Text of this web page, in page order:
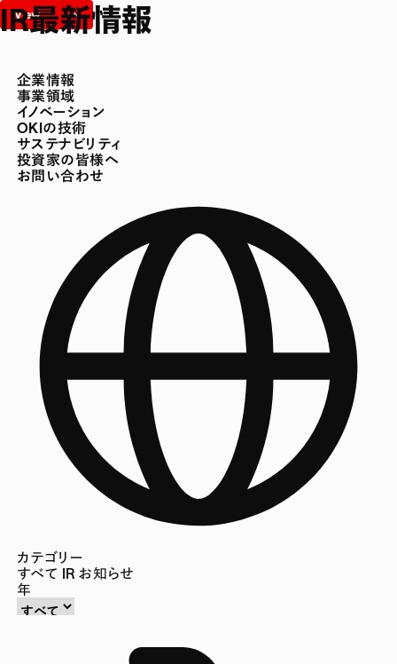
企業情報
事業領域
イノベーション
OKIの技術
サステナビリティ
投資家の皆様へ
お問い合わせ
IR最新情報
カテゴリー
すべて IR お知らせ
年